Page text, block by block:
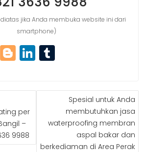
jika Anda membuka website ini dari
smartphone)
T
w
Bl
o
e
r
Li
n
bl
r
per
–
9988
Spesial untuk Anda
membutuhkan jasa
waterproofing membran
aspal bakar dan
berkediaman di Area Perak